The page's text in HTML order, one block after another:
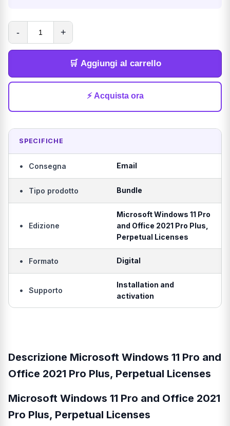
- +
🛒 Aggiungi al carrello
⚡ Acquista ora
SPECIFICHE
• Consegna Email
• Tipo prodotto Bundle
• Edizione
Microsoft Windows 11 Pro
and Office 2021 Pro Plus,
Perpetual Licenses
• Formato Digital
• Supporto
Installation and
activation
Descrizione Microsoft Windows 11 Pro and
Office 2021 Pro Plus, Perpetual Licenses
Microsoft Windows 11 Pro and Office 2021
Pro Plus, Perpetual Licenses